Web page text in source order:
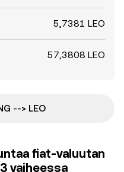
5,7381 LEO
57,3808 LEO
--> LEO
fiat-valuutan
vaiheessa